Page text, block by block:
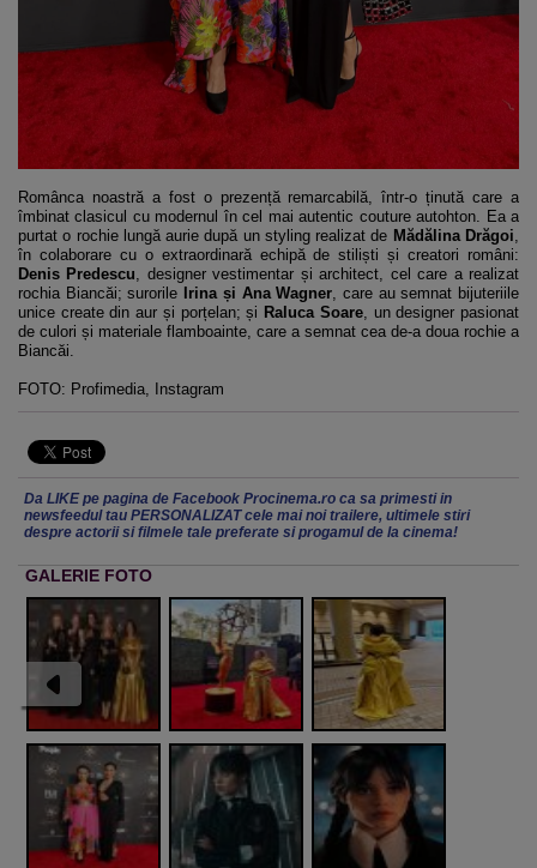
Românca noastră a fost o prezență remarcabilă, într-o ținută care a
îmbinat clasicul cu modernul în cel mai autentic couture autohton. Ea a
purtat o rochie lungă aurie după un styling realizat de Mădălina Drăgoi
în colaborare cu o extraordinară echipă de stiliști și creatori români:
Denis Predescu , designer vestimentar și architect, cel care a realizat
rochia Biancăi; surorile
Irina și Ana Wagner , care au semnat bijuteriile
unice create din aur și porțelan; și Raluca Soare, un designer pasionat
de culori și materiale flamboainte, care a semnat cea de-a doua rochie a
Biancăi.
FOTO: Profimedia, Instagram
Da LIKE pe pagina de Facebook Procinema.ro ca sa primesti in
newsfeedul tau PERSONALIZAT cele mai noi trailere, ultimele stiri
despre actorii si filmele tale preferate si progamul de la cinema!
GALERIE FOTO